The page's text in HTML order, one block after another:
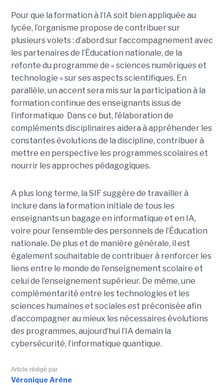
Pour que la formation à l’IA soit bien appliquée au
lycée, l’organisme propose de contribuer sur
plusieurs volets : d’abord sur l’accompagnement avec
les partenaires de l’Éducation nationale, de la
refonte du programme de « sciences numériques et
technologie » sur ses aspects scientifiques. En
parallèle, un accent sera mis sur la participation à la
formation continue des enseignants issus de
l’informatique Dans ce but, l’élaboration de
compléments disciplinaires aidera à appréhender les
constantes évolutions de la discipline, contribuer à
mettre en perspective les programmes scolaires et
nourrir les approches pédagogiques.
A plus long terme, la SIF suggère de travailler à
inclure dans la formation initiale de tous les
enseignants un bagage en informatique et en IA,
voire pour l’ensemble des personnels de l’Éducation
nationale. De plus et de manière générale, il est
également souhaitable de contribuer à renforcer les
liens entre le monde de l’enseignement scolaire et
celui de l’enseignement supérieur. De même, une
complémentarité entre les technologies et les
sciences humaines et sociales est préconisée afin
d’accompagner au mieux les nécessaires évolutions
des programmes, aujourd’hui l’IA demain la
cybersécurité, l’informatique quantique.
Article rédigé par
Véronique Arène